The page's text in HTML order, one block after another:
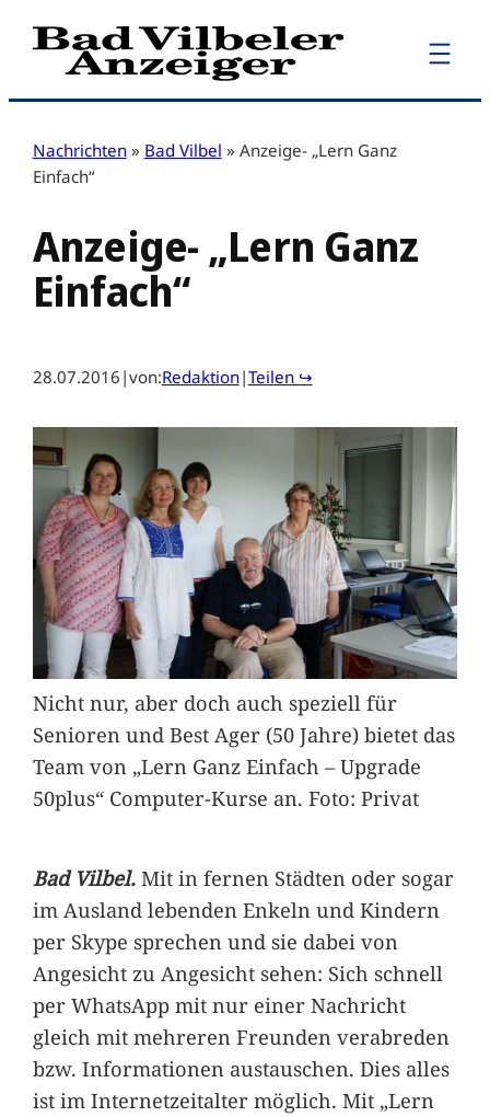
Zum
Inhalt
Nachrichten » Bad Vilbel » Anzeige- „Lern Ganz
Einfach“
Anzeige- „Lern Ganz
Einfach“
28.07.2016 |von:Redaktion|Teilen ↪
Nicht nur, aber doch auch speziell für
Senioren und Best Ager (50 Jahre) bietet das
Team von „Lern Ganz Einfach – Upgrade
50plus“ Computer-Kurse an. Foto: Privat
Bad Vilbel. Mit in fernen Städten oder sogar
im Ausland lebenden Enkeln und Kindern
per Skype sprechen und sie dabei von
Angesicht zu Angesicht sehen: Sich schnell
per WhatsApp mit nur einer Nachricht
gleich mit mehreren Freunden verabreden
bzw. Informationen austauschen. Dies alles
ist im Internetzeitalter möglich. Mit „Lern